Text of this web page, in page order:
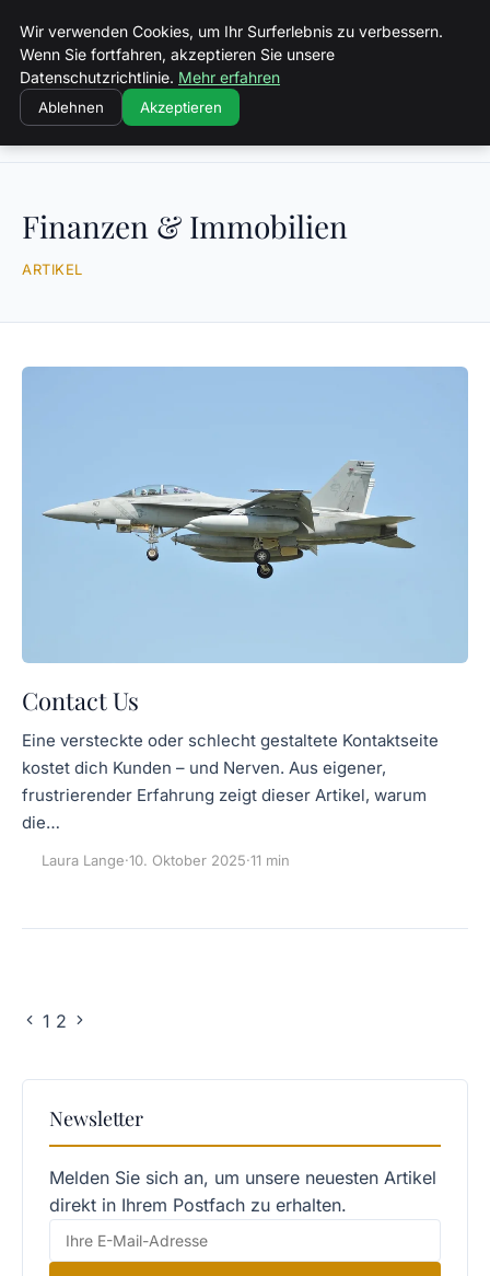
Volkertvandergraaf
Finanzen & Immobilien
ARTIKEL
Contact Us
Eine versteckte oder schlecht gestaltete Kontaktseite
kostet dich Kunden – und Nerven. Aus eigener,
frustrierender Erfahrung zeigt dieser Artikel, warum
die…
Laura Lange·10. Oktober 2025·11 min
1 2
Newsletter
Melden Sie sich an, um unsere neuesten Artikel
direkt in Ihrem Postfach zu erhalten.
Wir verwenden Cookies, um Ihr Surferlebnis zu verbessern.
Wenn Sie fortfahren, akzeptieren Sie unsere
Datenschutzrichtlinie. Mehr erfahren
Ablehnen Akzeptieren